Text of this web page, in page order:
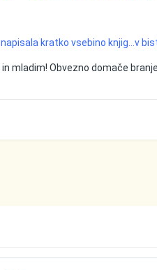
kratko vsebino knjig...v
mladim! Obvezno domače